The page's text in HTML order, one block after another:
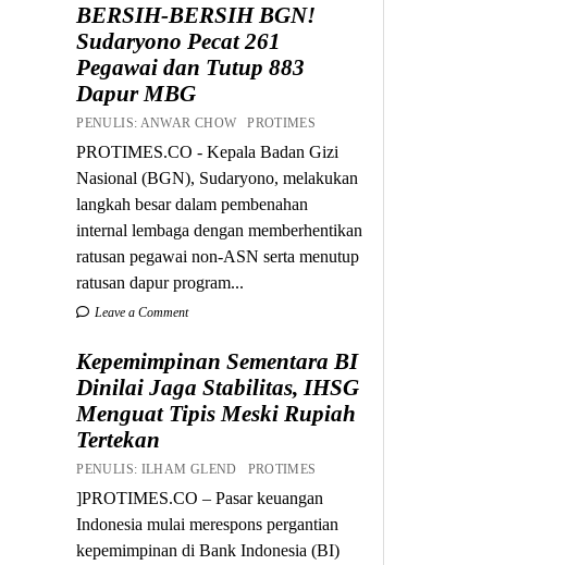
BERSIH-BERSIH BGN!
Sudaryono Pecat 261
Pegawai dan Tutup 883
Dapur MBG
PENULIS: ANWAR CHOW PROTIMES
PROTIMES.CO - Kepala Badan Gizi
Nasional (BGN), Sudaryono, melakukan
langkah besar dalam pembenahan
internal lembaga dengan memberhentikan
ratusan pegawai non-ASN serta menutup
ratusan dapur program...
Leave a Comment
Kepemimpinan Sementara BI
Dinilai Jaga Stabilitas, IHSG
Menguat Tipis Meski Rupiah
Tertekan
PENULIS: ILHAM GLEND PROTIMES
]PROTIMES.CO – Pasar keuangan
Indonesia mulai merespons pergantian
kepemimpinan di Bank Indonesia (BI)